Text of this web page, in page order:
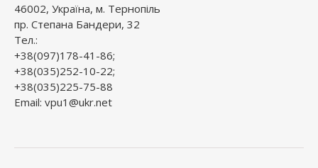
46002, Україна, м. Тернопіль
пр. Степана Бандери, 32
Тел.:
+38(097)178-41-86;
+38(035)252-10-22;
+38(035)225-75-88
Email: vpu1@ukr.net